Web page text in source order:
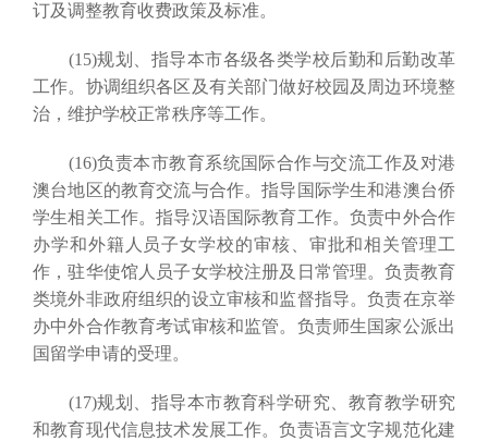
订及调整教育收费政策及标准。
(15)规划、指导本市各级各类学校后勤和后勤改革
工作。协调组织各区及有关部门做好校园及周边环境整
治，维护学校正常秩序等工作。
(16)负责本市教育系统国际合作与交流工作及对港
澳台地区的教育交流与合作。指导国际学生和港澳台侨
学生相关工作。指导汉语国际教育工作。负责中外合作
办学和外籍人员子女学校的审核、审批和相关管理工
作，驻华使馆人员子女学校注册及日常管理。负责教育
类境外非政府组织的设立审核和监督指导。负责在京举
办中外合作教育考试审核和监管。负责师生国家公派出
国留学申请的受理。
(17)规划、指导本市教育科学研究、教育教学研究
和教育现代信息技术发展工作。负责语言文字规范化建